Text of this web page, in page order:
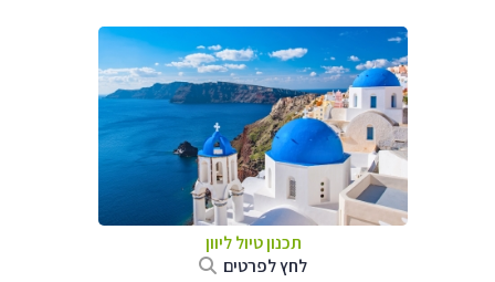
תכנון טיול ליוון
לחץ לפרטים